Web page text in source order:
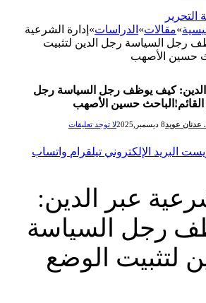
»مقالات»الدراسات»إدارة الشرعية
رجل السياسة رجل الدين لتثبيت
حسين الأصهب
الدين: كيف يوظف رجل السياسة رجل
القائم!الباحث حسين الأصهب
عويد8 ديسمبر,2025 لا توجد تعليقات
البريد الإلكتروني تيلقرام واتساب
عبر الدين:
رجل السياسة
لتثبيت الوضع